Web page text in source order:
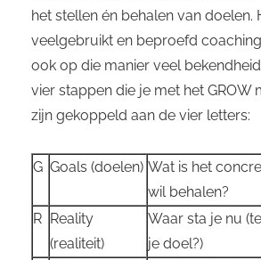
het stellen én behalen van doelen.
veelgebruikt en beproefd
ook op die manier veel
vier stappen die je met het
zijn gekoppeld aan de vier letters:
G Goals (doelen) Wat is het
wil behalen?
R Reality
(realiteit)
Waar sta je nu
je doel?)